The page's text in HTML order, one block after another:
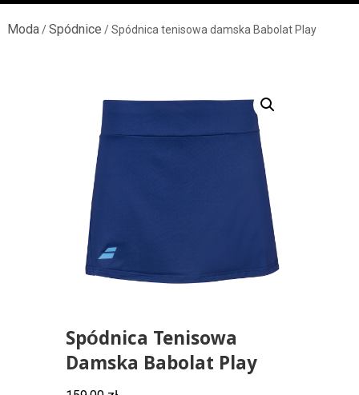
Moda/Spódnice / Spódnica tenisowa damska Babolat Play
Spódnica Tenisowa
Damska Babolat Play